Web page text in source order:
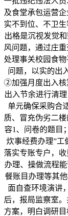
及食堂承包运营
实不到位、不卫
出格是沉视发觉
风问题，通过庄
处理事关校园食
问题，以实的出
②加强月度出入核
出入节余进行清
单元确保采购合
质、冒充伪劣二
容1、问卷的题目
炊事经费办理”工
落实专账专户，
办理、操做流程
餐账目办理等其
面自查环境演讲
后，报局监察室
方案，明白调研